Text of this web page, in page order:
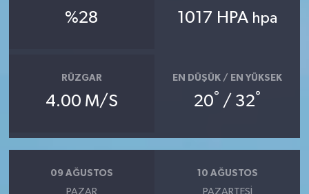
%28 1017 HPA hpa
RÜZGAR
4.00 M/S
EN DÜŞÜK / EN YÜKSEK
20° / 32°
09 AĞUSTOS
PAZAR
10 AĞUSTOS
PAZARTESI